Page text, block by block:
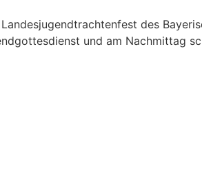
des
und am Nachmittag